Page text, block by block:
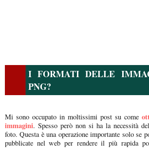
I FORMATI DELLE
PNG?
Mi sono occupato in moltissimi post su come
immagini. Spesso però non si ha la necessità
foto. Questa è una operazione importante solo se
pubblicate nel web per rendere il più rapida